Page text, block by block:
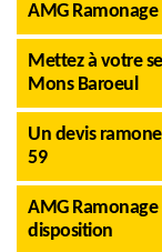
AMG Ramonage
Mettez à votre
Mons Baroeul
Un devis
59
AMG
disposition